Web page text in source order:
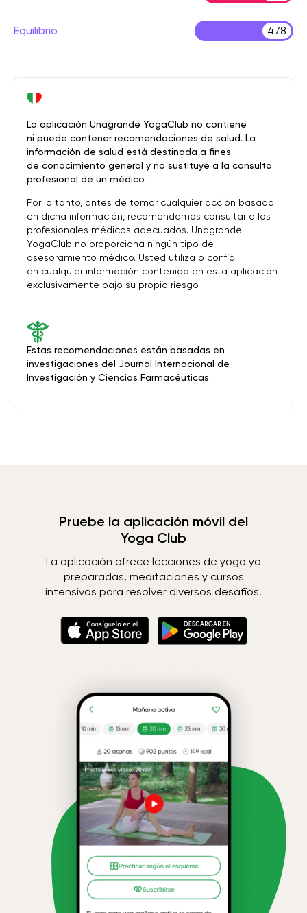
Equilibrio 478
Estas recomendaciones están basadas en
investigaciones del Journal Internacional de
Investigación y Ciencias Farmacéuticas.
La aplicación Unagrande YogaClub no contiene
ni puede contener recomendaciones de salud. La
información de salud está destinada a fines
de conocimiento general y no sustituye a la consulta
profesional de un médico.
Por lo tanto, antes de tomar cualquier acción basada
en dicha información, recomendamos consultar a los
profesionales médicos adecuados. Unagrande
YogaClub no proporciona ningún tipo de
asesoramiento médico. Usted utiliza o confía
en cualquier información contenida en esta aplicación
exclusivamente bajo su propio riesgo.
Pruebe la aplicación móvil del
Yoga Club
La aplicación ofrece lecciones de yoga ya
preparadas, meditaciones y cursos
intensivos para resolver diversos desafíos.